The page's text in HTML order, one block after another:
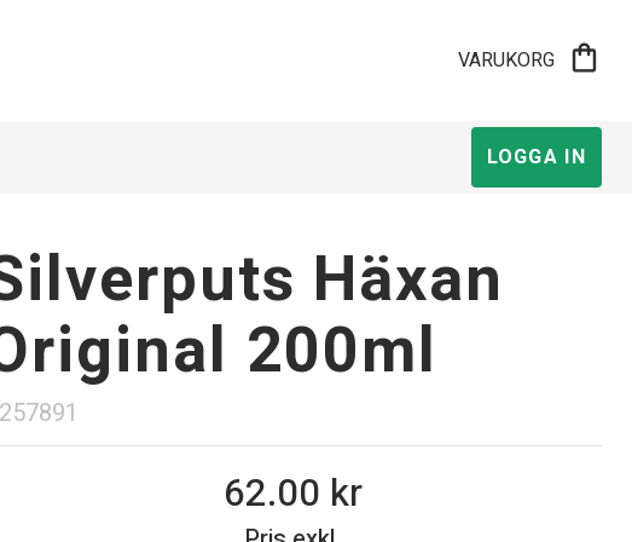
VARUKORG shopping_bag
LOGGA IN
Häxan
200ml
62.00